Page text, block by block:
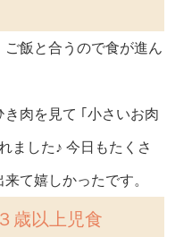
飯と合うので食が進ん
肉を見て ｢小さいお肉
ました♪ 今日もたくさ
て嬉しかったです。
歳以上児食